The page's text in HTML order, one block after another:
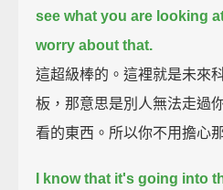
see what you are looking
worry about that.
這超級棒的。這裡就是未來
板，那意思是別人無法走過
看的東西。所以你不用擔心
I know that it's going into